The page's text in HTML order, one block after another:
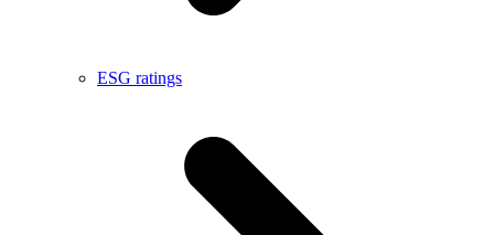
ESG ratings